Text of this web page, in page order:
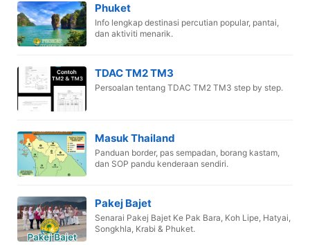
Phuket
Info lengkap destinasi percutian popular, pantai,
dan aktiviti menarik.
TDAC TM2 TM3
Persoalan tentang TDAC TM2 TM3 step by step.
Masuk Thailand
Panduan border, pas sempadan, borang kastam,
dan SOP pandu kenderaan sendiri.
Pakej Bajet
Senarai Pakej Bajet Ke Pak Bara, Koh Lipe, Hatyai,
Songkhla, Krabi & Phuket.